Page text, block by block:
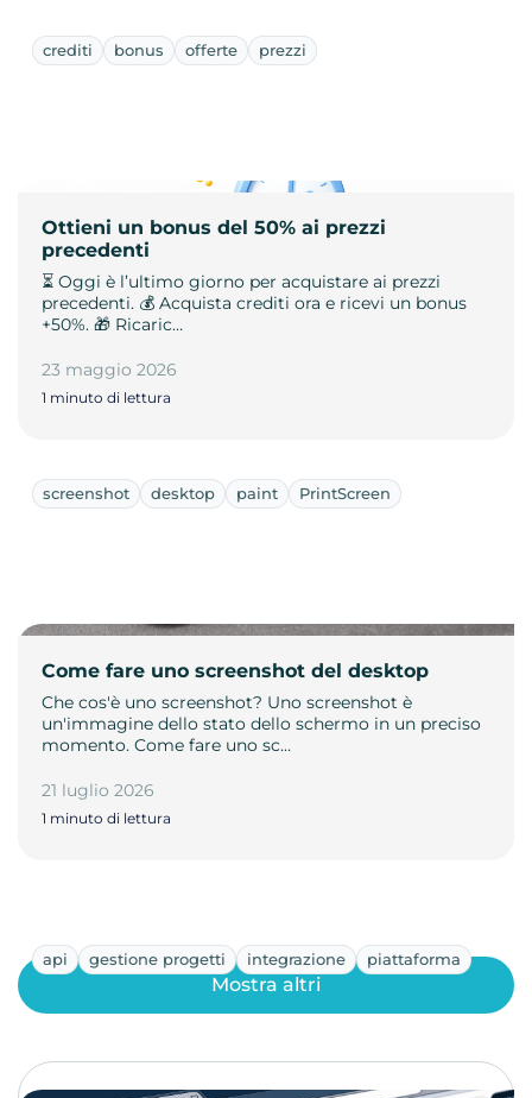
crediti bonus offerte prezzi
Ottieni un bonus del 50% ai prezzi
precedenti
⏳ Oggi è l’ultimo giorno per acquistare ai prezzi
precedenti. 💰 Acquista crediti ora e ricevi un bonus
+50%. 🎁 Ricaric…
23 maggio 2026
1 minuto di lettura
screenshot desktop paint PrintScreen
Come fare uno screenshot del desktop
Che cos'è uno screenshot? Uno screenshot è
un'immagine dello stato dello schermo in un preciso
momento. Come fare uno sc…
21 luglio 2026
1 minuto di lettura
api gestione progetti integrazione piattaforma
Mostra altri